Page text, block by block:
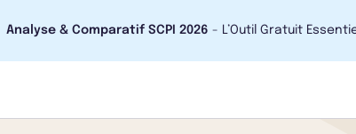
Analyse & Comparatif SCPI 2026 - L’Outil Gratuit